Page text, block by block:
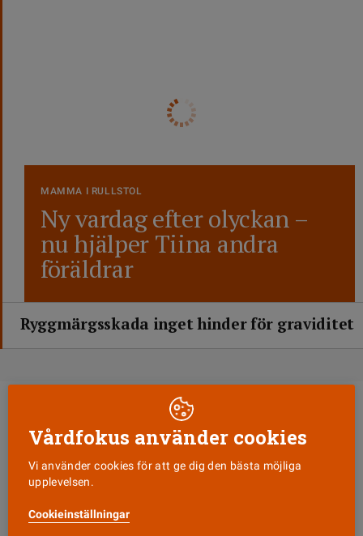
MAMMA I RULLSTOL
Ny vardag efter olyckan –
nu hjälper Tiina andra
föräldrar
Ryggmärgsskada inget hinder för graviditet
Vårdfokus använder cookies
Vi använder cookies för att ge dig den bästa möjliga
upplevelsen.
Cookieinställningar